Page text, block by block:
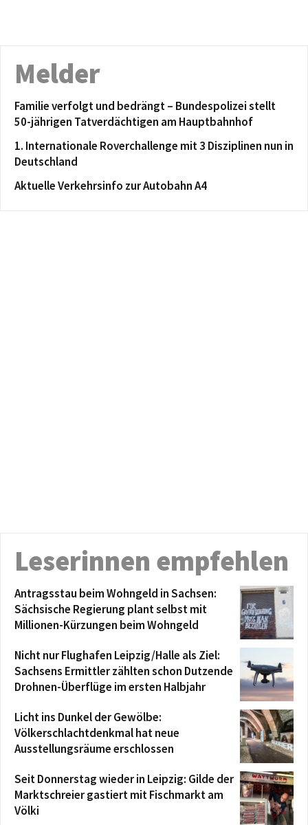
Melder
Familie verfolgt und bedrängt – Bundespolizei stellt
50-jährigen Tatverdächtigen am Hauptbahnhof
1. Internationale Roverchallenge mit 3 Disziplinen nun in
Deutschland
Aktuelle Verkehrsinfo zur Autobahn A4
Leserinnen empfehlen
Antragsstau beim Wohngeld in Sachsen:
Sächsische Regierung plant selbst mit
Millionen-Kürzungen beim Wohngeld
Nicht nur Flughafen Leipzig/Halle als Ziel:
Sachsens Ermittler zählten schon Dutzende
Drohnen-Überflüge im ersten Halbjahr
Licht ins Dunkel der Gewölbe:
Völkerschlachtdenkmal hat neue
Ausstellungsräume erschlossen
Seit Donnerstag wieder in Leipzig: Gilde der
Marktschreier gastiert mit Fischmarkt am
Völki